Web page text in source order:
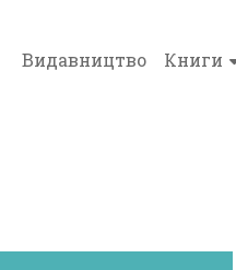
Видавництво Книги